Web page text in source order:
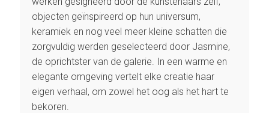
objecten geïnspireerd op hun universum,
keramiek en nog veel meer kleine schatten die
zorgvuldig werden geselecteerd door Jasmine,
de oprichtster van de galerie. In een warme en
elegante omgeving vertelt elke creatie haar
eigen verhaal, om zowel het oog als het hart te
bekoren.